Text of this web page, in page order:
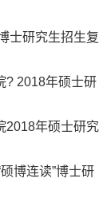
士研究生招生复
? 2018年硕士研
2018年硕士研究
博连读”博士研